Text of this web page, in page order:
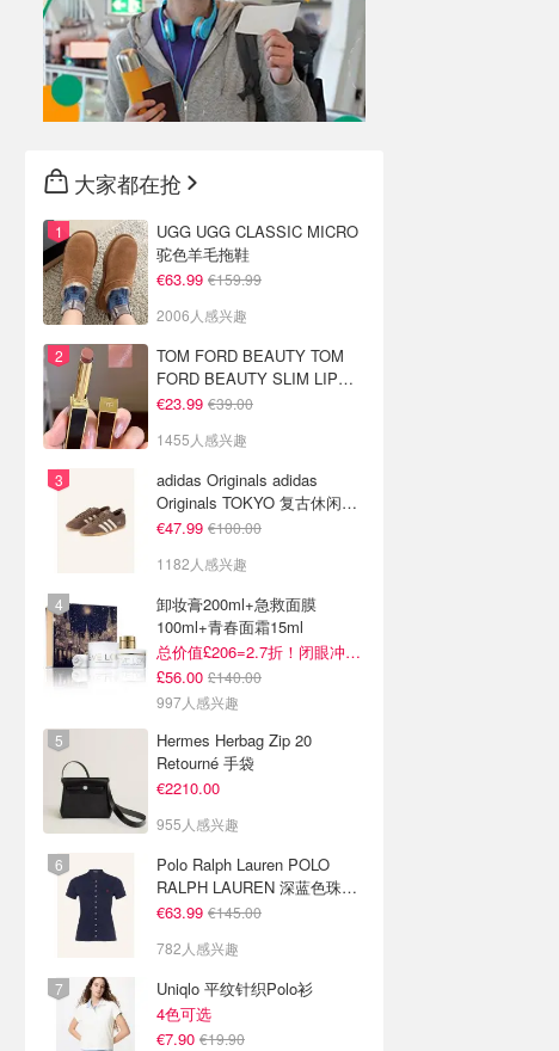
大家都在抢
UGG UGG CLASSIC MICRO
驼色羊毛拖鞋
€63.99 €159.99
2006人感兴趣
TOM FORD BEAUTY TOM
FORD BEAUTY SLIM LIP
COLOR SHINE 口红 open
€23.99 €39.00
1455人感兴趣
adidas Originals adidas
Originals TOKYO 复古休闲鞋
深棕色
€47.99 €100.00
1182人感兴趣
卸妆膏200ml+急救面膜
100ml+青春面霜15ml
总价值£206=2.7折！闭眼冲这套！
£56.00 £140.00
997人感兴趣
Hermes Herbag Zip 20
Retourné 手袋
€2210.00
955人感兴趣
Polo Ralph Lauren POLO
RALPH LAUREN 深蓝色珠地
布 Polo衫
€63.99 €145.00
782人感兴趣
Uniqlo 平纹针织Polo衫
4色可选
€7.90 €19.90